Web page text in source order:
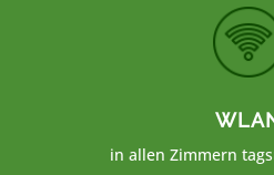
in allen Zimmern